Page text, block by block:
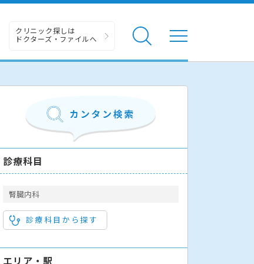
クリニック探しは
ドクターズ・ファイルへ
診療科目
腎臓内科
診療科目から探す
エリア・駅